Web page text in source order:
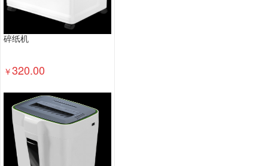
投影幕
普通电视设备（电视机）
碎纸机
￥320.00